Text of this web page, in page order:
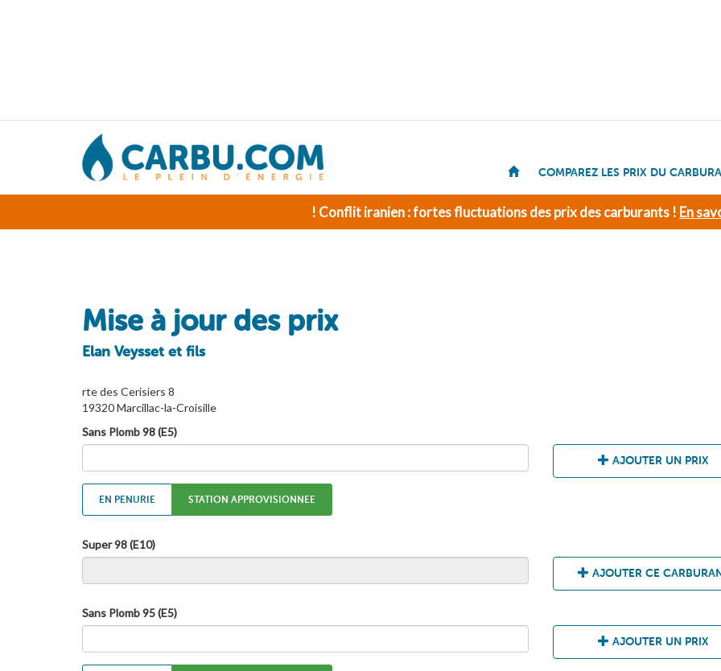
COMPAREZ LES PRIX DU
! Conflit iranien : fortes fluctuations des prix des carburants ! En
Mise à jour des prix
Elan Veysset et fils
rte des Cerisiers 8
19320 Marcillac-la-Croisille
Sans Plomb 98 (E5)
AJOUTER UN PRIX
EN PENURIE STATION APPROVISIONNEE
Super 98 (E10)
AJOUTER CE
Sans Plomb 95 (E5)
AJOUTER UN PRIX